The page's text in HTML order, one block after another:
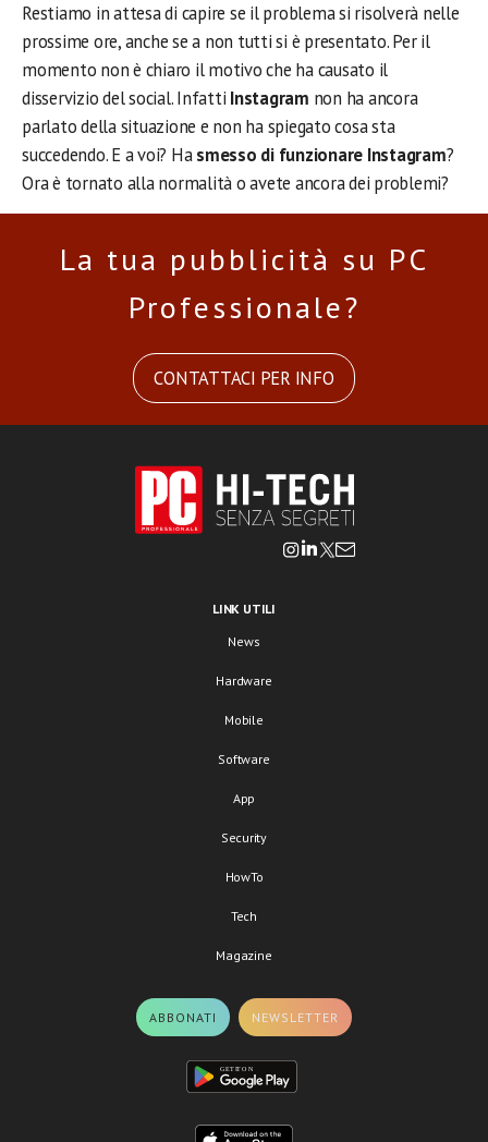
Restiamo in attesa di capire se il problema si risolverà nelle
prossime ore, anche se a non tutti si è presentato. Per il
momento non è chiaro il motivo che ha causato il
disservizio del social. Infatti Instagram non ha ancora
parlato della situazione e non ha spiegato cosa sta
succedendo. E a voi? Hasmesso di funzionare Instagram?
Ora è tornato alla normalità o avete ancora dei problemi?
La tua pubblicità su PC
Professionale?
CONTATTACI PER INFO
LINK UTILI
News
Hardware
Mobile
Software
App
Security
HowTo
Tech
Magazine
ABBONATI NEWSLETTER